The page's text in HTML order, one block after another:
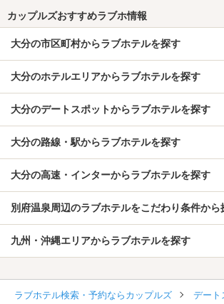
カップルズおすすめラブホ情報
大分の市区町村からラブホテルを探す
大分のホテルエリアからラブホテルを探す
大分のデートスポットからラブホテルを探す
大分の路線・駅からラブホテルを探す
大分の高速・インターからラブホテルを探す
別府温泉周辺のラブホテルをこだわり条件から
九州・沖縄エリアからラブホテルを探す
ラブホテル検索・予約ならカップルズ デート